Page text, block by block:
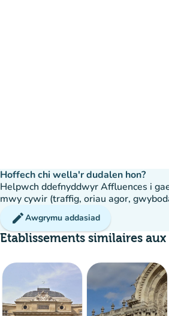
Hoffech chi wella'r dudalen hon?
Helpwch ddefnyddwyr Affluences i
mwy cywir (traffig, oriau agor,
editAwgrymu addasiad
Etablissements similaires